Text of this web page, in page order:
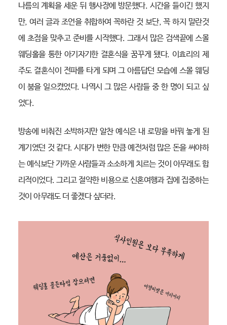
나름의 계획을 세운 뒤 행사장에 방문했다. 시간을 들이긴 했지
만, 여러 글과 조언을 취합하여 꼭하란 것 보단, 꼭 하지 말란것
에 초점을 맞추고 준비를 시작했다. 그래서 많은 검색끝에 스몰
웨딩홀을 통한 아기자기한 결혼식을 꿈꾸게 됐다. 이효리의 제
주도 결혼식이 전파를 타게 되며 그 아름답던 모습에 스몰 웨딩
이 붐을 일으켰었다. 나역시 그 많은 사람들 중 한 명이 되고 싶
었다.
방송에 비춰진 소박하지만 알찬 예식은 내 로망을 바꿔 놓게 된
계기였던 것 같다. 시대가 변한 만큼 예전처럼 많은 돈을 써야하
는 예식보단 가까운 사람들과 소소하게 치르는 것이 아무래도 합
리적이었다. 그리고 절약한 비용으로 신혼여행과 집에 집중하는
것이 아무래도 더 좋겠다 싶더라.